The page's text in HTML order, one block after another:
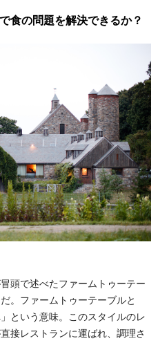
食の問題を解決できるか？
頭で述べたファームトゥーテー
。ファームトゥーテーブルと
という意味。このスタイルのレ
接レストランに運ばれ、調理さ